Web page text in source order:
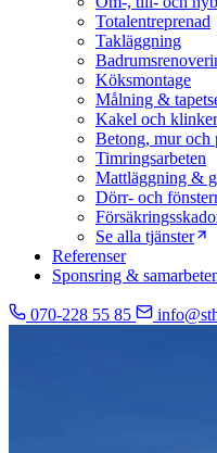
Totalentreprenad
Takläggning
Köksmontage
Målning &
Kakel och klinker
Betong, mur och
Timringsarbeten
Mattläggning &
Dörr- och
Se alla tjänster
Referenser
Sponsring &
070-228 55 85